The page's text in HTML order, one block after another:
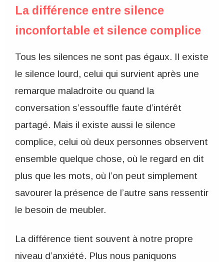
La différence entre silence
inconfortable et silence complice
Tous les silences ne sont pas égaux. Il existe
le silence lourd, celui qui survient après une
remarque maladroite ou quand la
conversation s’essouffle faute d’intérêt
partagé. Mais il existe aussi le silence
complice, celui où deux personnes observent
ensemble quelque chose, où le regard en dit
plus que les mots, où l’on peut simplement
savourer la présence de l’autre sans ressentir
le besoin de meubler.
La différence tient souvent à notre propre
niveau d’anxiété. Plus nous paniquons